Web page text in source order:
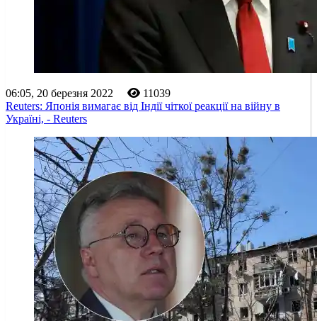
06:05, 20 березня 2022
11039
Reuters: Японія вимагає від Індії чіткої реакції на війну в
Україні, - Reuters